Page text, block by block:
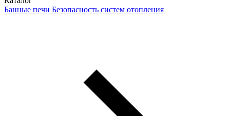
Банные печи Безопасность систем отопления